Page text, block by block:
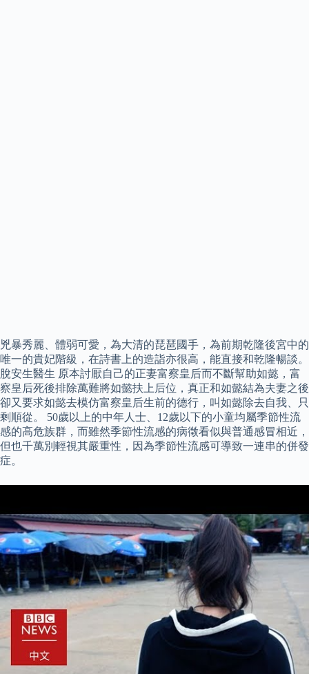
兇暴秀麗、體弱可愛，為大清的琵琶國手，為前期乾隆後宮中的
唯一的貴妃階級，在詩書上的造詣亦很高，能直接和乾隆暢談。
脫安生醫生 原本討厭自己的正妻富察皇后而不斷幫助如懿，富
察皇后死後排除萬難將如懿扶上后位，真正和如懿結為夫妻之後
卻又要求如懿去模仿富察皇后生前的德行，叫如懿除去自我、只
剩順從。 50歲以上的中年人士、12歲以下的小童均屬季節性流
感的高危族群，而雖然季節性流感的病徵看似與普通感冒相近，
但也千萬別輕視其嚴重性，因為季節性流感可導致一連串的併發
症。